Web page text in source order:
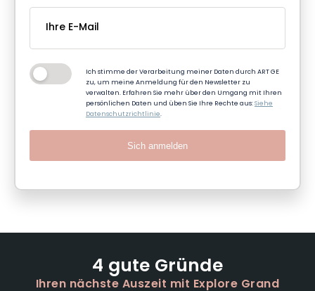
Ich stimme der Verarbeitung meiner Daten durch ART GE
zu, um meine Anmeldung für den Newsletter zu
verwalten. Erfahren Sie mehr über den Umgang mit Ihren
persönlichen Daten und üben Sie Ihre Rechte aus:Siehe
Datenschutzrichtlinie.
Sich anmelden
4 gute Gründe
Ihren nächste Auszeit mit Explore Grand